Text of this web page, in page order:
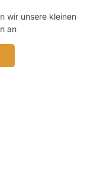
wir unsere kleinen
an